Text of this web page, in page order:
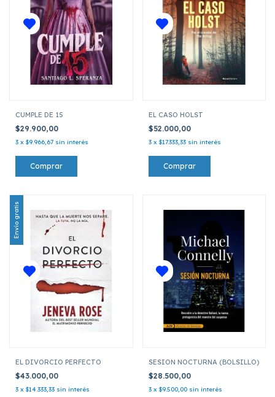
CUMPLE DE 15
$29.900,00
3 x $9.966,67 sin interés
EL CASO HOLST
$52.000,00
3 x $17.333,33 sin interés
Envío gratis
EL DIVORCIO PERFECTO
$43.000,00
3 x $14.333,33 sin interés
SESION NOCTURNA (BOLSILLO)
$28.500,00
3 x $9.500,00 sin interés